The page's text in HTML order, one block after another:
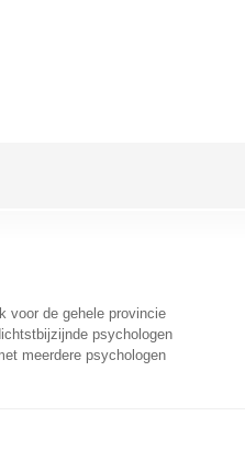
voor de gehele provincie
psychologen
meerdere psychologen